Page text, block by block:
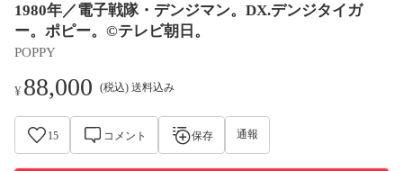
1980年／電子戦隊・デンジマン。DX.デンジタイガ
ー。ポピー。©️テレビ朝日。
POPPY
¥88,000 (税込) 送料込み
15 コメント 保存 通報